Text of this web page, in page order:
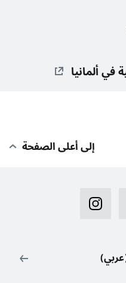
في ألمانيا
إلى أعلى الصفحة